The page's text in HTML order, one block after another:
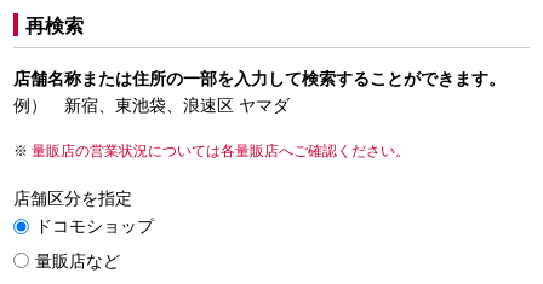
再検索
店舗名称または住所の一部を入力して検索することができます。
例） 新宿、東池袋、浪速区 ヤマダ
量販店の営業状況については各量販店へご確認ください。
店舗区分を指定
ドコモショップ
量販店など